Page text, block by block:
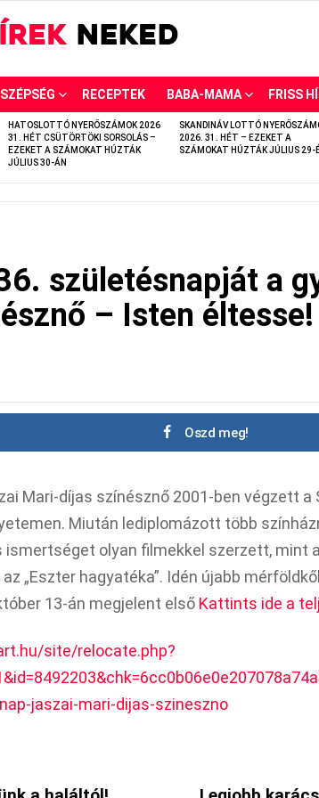
SZÉPSÉG RECEPTEK BABA-MAMA FRISS
HATOSLOTTÓ NYERŐSZÁMOK 2026
31. HÉT CSÜTÖRTÖKI SORSOLÁS –
EZEKET A SZÁMOKAT HÚZTÁK
JÚLIUS 30-ÁN
SKANDINÁV LOTTÓ
2026. 31. HÉT – EZEKET A
SZÁMOKAT HÚZTÁK JÚLIUS 29-
születésnapját a
– Isten éltesse!
Oszd meg!
Mari-díjas színésznő 2001-ben végzett a
Miután lediplomázott több
ismertséget olyan filmekkel szerzett, mint
„Eszter hagyatéka”. Idén újabb
13-án megjelent első Kattints ide a
site/relocate.php?
jaszai-mari-dijas-szineszno